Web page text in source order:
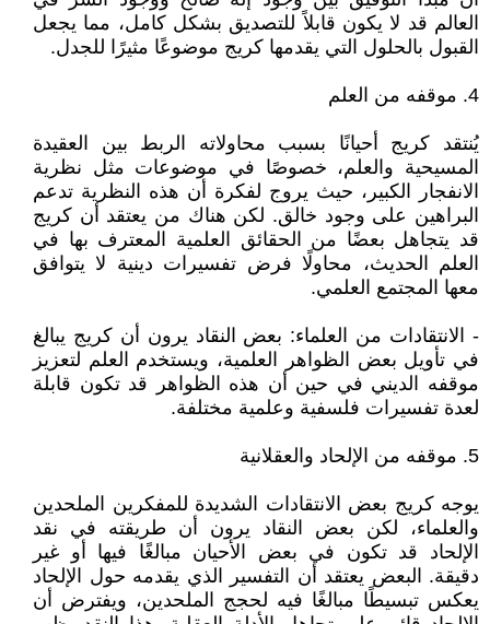
العالم قد لا يكون قابلاً للتصديق بشكل كامل، مما يجعل
القبول بالحلول التي يقدمها كريج موضوعًا مثيرًا للجدل.
4. موقفه من العلم
يُنتقد كريج أحيانًا بسبب محاولاته الربط بين العقيدة
المسيحية والعلم، خصوصًا في موضوعات مثل نظرية
الانفجار الكبير، حيث يروج لفكرة أن هذه النظرية تدعم
البراهين على وجود خالق. لكن هناك من يعتقد أن كريج
قد يتجاهل بعضًا من الحقائق العلمية المعترف بها في
العلم الحديث، محاولًا فرض تفسيرات دينية لا يتوافق
معها المجتمع العلمي.
- الانتقادات من العلماء: بعض النقاد يرون أن كريج يبالغ
في تأويل بعض الظواهر العلمية، ويستخدم العلم لتعزيز
موقفه الديني في حين أن هذه الظواهر قد تكون قابلة
لعدة تفسيرات فلسفية وعلمية مختلفة.
5. موقفه من الإلحاد والعقلانية
يوجه كريج بعض الانتقادات الشديدة للمفكرين الملحدين
والعلماء، لكن بعض النقاد يرون أن طريقته في نقد
الإلحاد قد تكون في بعض الأحيان مبالغًا فيها أو غير
دقيقة. البعض يعتقد أن التفسير الذي يقدمه حول الإلحاد
يعكس تبسيطًا مبالغًا فيه لحجج الملحدين، ويفترض أن